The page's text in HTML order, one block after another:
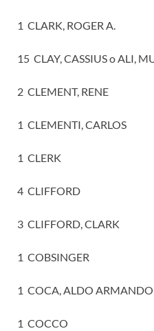
1 CLARK, ROGER A.
15 CLAY, CASSIUS o ALI,
2 CLEMENT, RENE
1 CLEMENTI, CARLOS
1 CLERK
4 CLIFFORD
3 CLIFFORD, CLARK
1 COBSINGER
1 COCA, ALDO ARMANDO
1 COCCO